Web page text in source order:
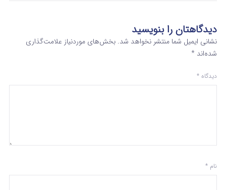
دیدگاهتان را بنویسید
نشانی ایمیل شما منتشر نخواهد شد. بخش‌های موردنیاز علامت‌گذاری
شده‌اند *
دیدگاه *
نام *